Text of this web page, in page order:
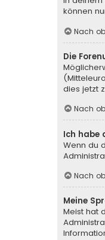
können
Nach
Die
dies jetzt
Nach
Ich habe
Wenn du
Nach
Meine
Meist hat